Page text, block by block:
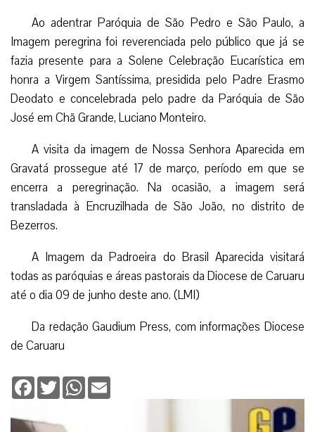
Ao adentrar Paróquia de São Pedro e São Paulo, a
Imagem peregrina foi reverenciada pelo público que já se
fazia presente para a Solene Celebração Eucarística em
honra a Virgem Santíssima, presidida pelo Padre Erasmo
Deodato e concelebrada pelo padre da Paróquia de São
José em Chã Grande, Luciano Monteiro.
A visita da imagem de Nossa Senhora Aparecida em
Gravatá prossegue até 17 de março, período em que se
encerra a peregrinação. Na ocasião, a imagem será
transladada à Encruzilhada de São João, no distrito de
Bezerros.
A Imagem da Padroeira do Brasil Aparecida visitará
todas as paróquias e áreas pastorais da Diocese de Caruaru
até o dia 09 de junho deste ano. (LMI)
Da redação Gaudium Press, com informações Diocese
de Caruaru
Facebook
TwitterWhatsApp